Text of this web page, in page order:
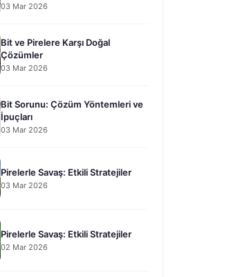
03 Mar 2026
Bit ve Pirelere Karşı Doğal
Çözümler
03 Mar 2026
Bit Sorunu: Çözüm Yöntemleri ve
İpuçları
03 Mar 2026
Pirelerle Savaş: Etkili Stratejiler
03 Mar 2026
Pirelerle Savaş: Etkili Stratejiler
02 Mar 2026